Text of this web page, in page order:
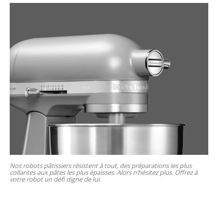
Nos robots pâtissiers résistent à tout, des préparations les plus
collantes aux pâtes les plus épaisses. Alors n’hésitez plus. Offrez à
votre robot un défi digne de lui.